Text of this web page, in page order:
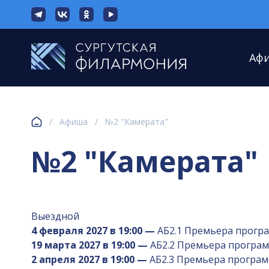
/ Афиша / №2 "Камерата"
№2 "Камерата"
Выездной
4 февраля 2027 в 19:00 — АБ2.1 Премьера
19 марта 2027 в 19:00 — АБ2.2 Премьера
2 апреля 2027 в 19:00 — АБ2.3 Премьера